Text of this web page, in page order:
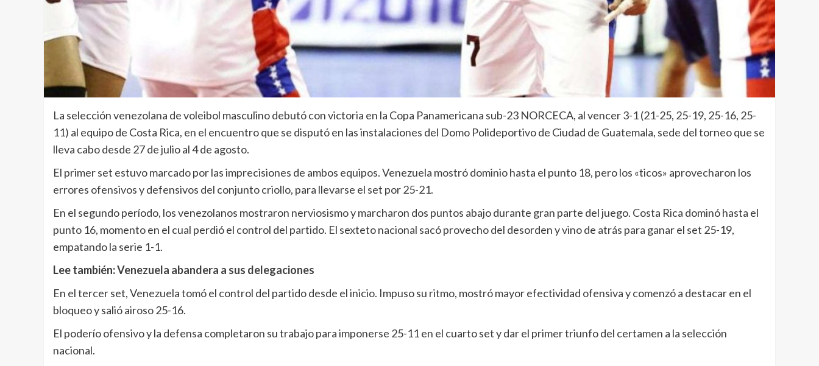
La selección venezolana de voleibol masculino debutó con victoria en la Copa Panamericana sub-23 NORCECA, al vencer 3-1 (21-25, 25-19, 25-16, 25-
11) al equipo de Costa Rica, en el encuentro que se disputó en las instalaciones del Domo Polideportivo de Ciudad de Guatemala, sede del torneo que se
lleva cabo desde 27 de julio al 4 de agosto.
El primer set estuvo marcado por las imprecisiones de ambos equipos. Venezuela mostró dominio hasta el punto 18, pero los «ticos» aprovecharon los
errores ofensivos y defensivos del conjunto criollo, para llevarse el set por 25-21.
En el segundo período, los venezolanos mostraron nerviosismo y marcharon dos puntos abajo durante gran parte del juego. Costa Rica dominó hasta el
punto 16, momento en el cual perdió el control del partido. El sexteto nacional sacó provecho del desorden y vino de atrás para ganar el set 25-19,
empatando la serie 1-1.
Lee también:Venezuela abandera a sus delegaciones
En el tercer set, Venezuela tomó el control del partido desde el inicio. Impuso su ritmo, mostró mayor efectividad ofensiva y comenzó a destacar en el
bloqueo y salió airoso 25-16.
El poderío ofensivo y la defensa completaron su trabajo para imponerse 25-11 en el cuarto set y dar el primer triunfo del certamen a la selección
nacional.